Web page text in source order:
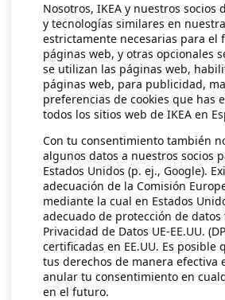
Nosotros, IKEA y nuestros
y tecnologías similares en
estrictamente necesarias para el
páginas web, y otras opcionales
se utilizan las páginas web,
páginas web, para publicidad,
preferencias de cookies que has
todos los sitios web de IKEA en
Con tu consentimiento también
algunos datos a nuestros socios
Estados Unidos (p. ej., Google).
adecuación de la Comisión
mediante la cual en Estados
adecuado de protección de
Privacidad de Datos UE-EE.UU.
certificadas en EE.UU. Es
tus derechos de manera efectiva
anular tu consentimiento en
en el futuro.